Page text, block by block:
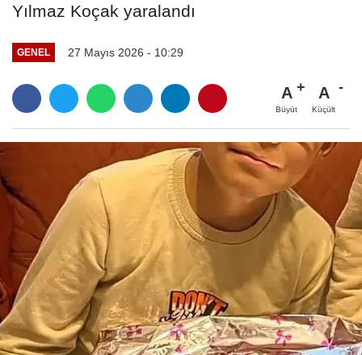
Yılmaz Koçak yaralandı
GENEL 27 Mayıs 2026 - 10:29
A
Büyüt
A
Küçült